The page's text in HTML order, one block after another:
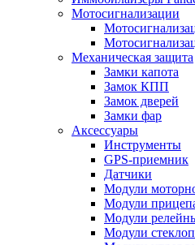
Мотосигнализации
Механическая защита
Замки капота
Замок КПП
Замок дверей
Замки фар
Аксессуары
Инструменты
GPS-приемник
Датчики
Модули
Модули
Модули
Модули